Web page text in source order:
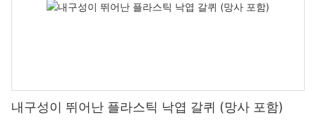
내구성이 뛰어난 플라스틱 낙엽 갈퀴 (망사 포함)